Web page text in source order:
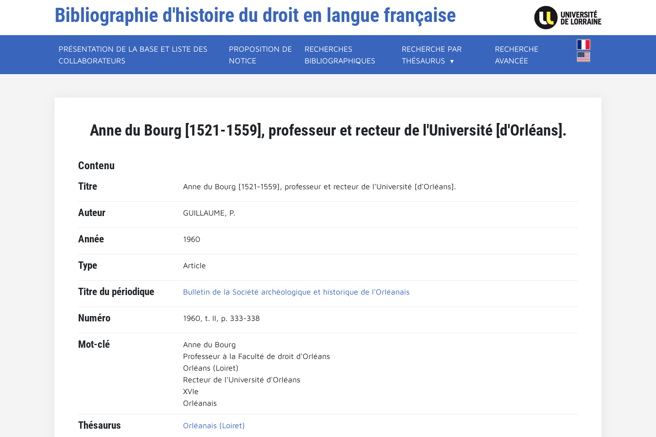
Bibliographie d'histoire du droit en langue française
PRÉSENTATION DE LA BASE ET LISTE DES
COLLABORATEURS
PROPOSITION DE
NOTICE
RECHERCHES
BIBLIOGRAPHIQUES
RECHERCHE PAR
THÉSAURUS
RECHERCHE
AVANCÉE
Anne du Bourg [1521-1559], professeur et recteur de l'Université [d'Orléans].
Contenu
Titre Anne du Bourg [1521-1559], professeur et recteur de l'Université [d'Orléans].
Auteur GUILLAUME, P.
Année 1960
Type Article
Titre du périodique Bulletin de la Société archéologique et historique de l'Orléanais
Numéro 1960, t. II, p. 333-338
Mot-clé
Anne du Bourg
Professeur à la Faculté de droit d'Orléans
Orléans (Loiret)
Recteur de l'Université d'Orléans
XVIe
Orléanais
Thésaurus
Orléanais (Loiret)